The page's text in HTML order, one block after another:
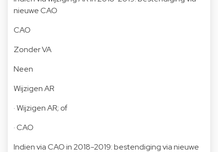
nieuwe CAO
CAO
Zonder VA
Neen
Wijzigen AR
· Wijzigen AR; of
· CAO
Indien via CAO in 2018-2019: bestendiging via nieuwe